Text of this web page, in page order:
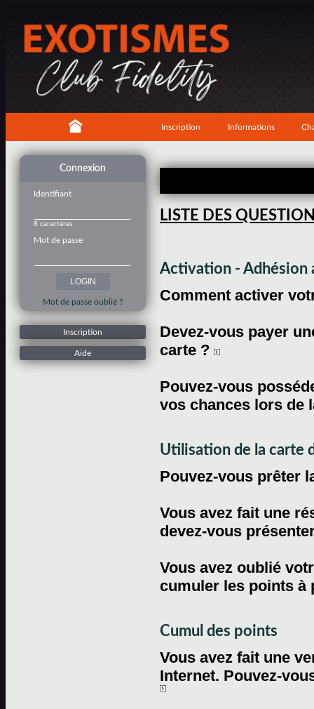
Inscription Informations
Connexion
Identifiant
8 caractères
Mot de passe
Mot de passe oublié ?
Inscription
Aide
LISTE DES
Activation - Adhésion
Comment activer
Devez-vous payer
carte ?
Pouvez-vous
vos chances lors de
Utilisation de la carte
Pouvez-vous prêter
Vous avez fait une
devez-vous
Vous avez oublié
cumuler les points
Cumul des points
Vous avez fait une
Internet. Pouvez-